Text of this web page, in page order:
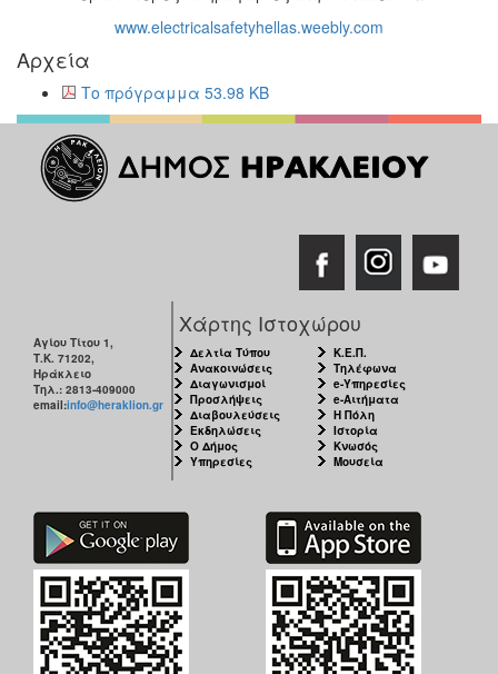
www.electricalsafetyhellas.weebly.com
Αρχεία
Το πρόγραμμα 53.98 KB
Αγίου Τίτου 1,
Τ.Κ. 71202,
Ηράκλειο
Τηλ.: 2813-409000
email:info@heraklion.gr
Χάρτης Ιστοχώρου
Δελτία Τύπου
Ανακοινώσεις
Διαγωνισμοί
Προσλήψεις
Διαβουλεύσεις
Εκδηλώσεις
Ο Δήμος
Υπηρεσίες
Κ.Ε.Π.
Τηλέφωνα
e-Υπηρεσίες
e-Αιτήματα
Η Πόλη
Ιστορία
Κνωσός
Μουσεία